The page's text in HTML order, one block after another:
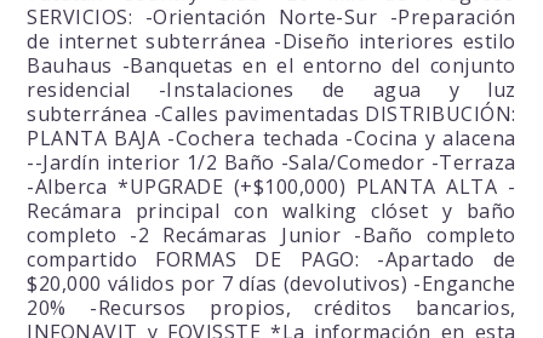
SERVICIOS: -Orientación Norte-Sur -Preparación
de internet subterránea -Diseño interiores estilo
Bauhaus -Banquetas en el entorno del conjunto
residencial -Instalaciones de agua y luz
subterránea -Calles pavimentadas DISTRIBUCIÓN:
PLANTA BAJA -Cochera techada -Cocina y alacena
--Jardín interior 1/2 Baño -Sala/Comedor -Terraza
-Alberca *UPGRADE (+$100,000) PLANTA ALTA -
Recámara principal con walking clóset y baño
completo -2 Recámaras Junior -Baño completo
compartido FORMAS DE PAGO: -Apartado de
$20,000 válidos por 7 días (devolutivos) -Enganche
20% -Recursos propios, créditos bancarios,
INFONAVIT y FOVISSTE *La información en esta